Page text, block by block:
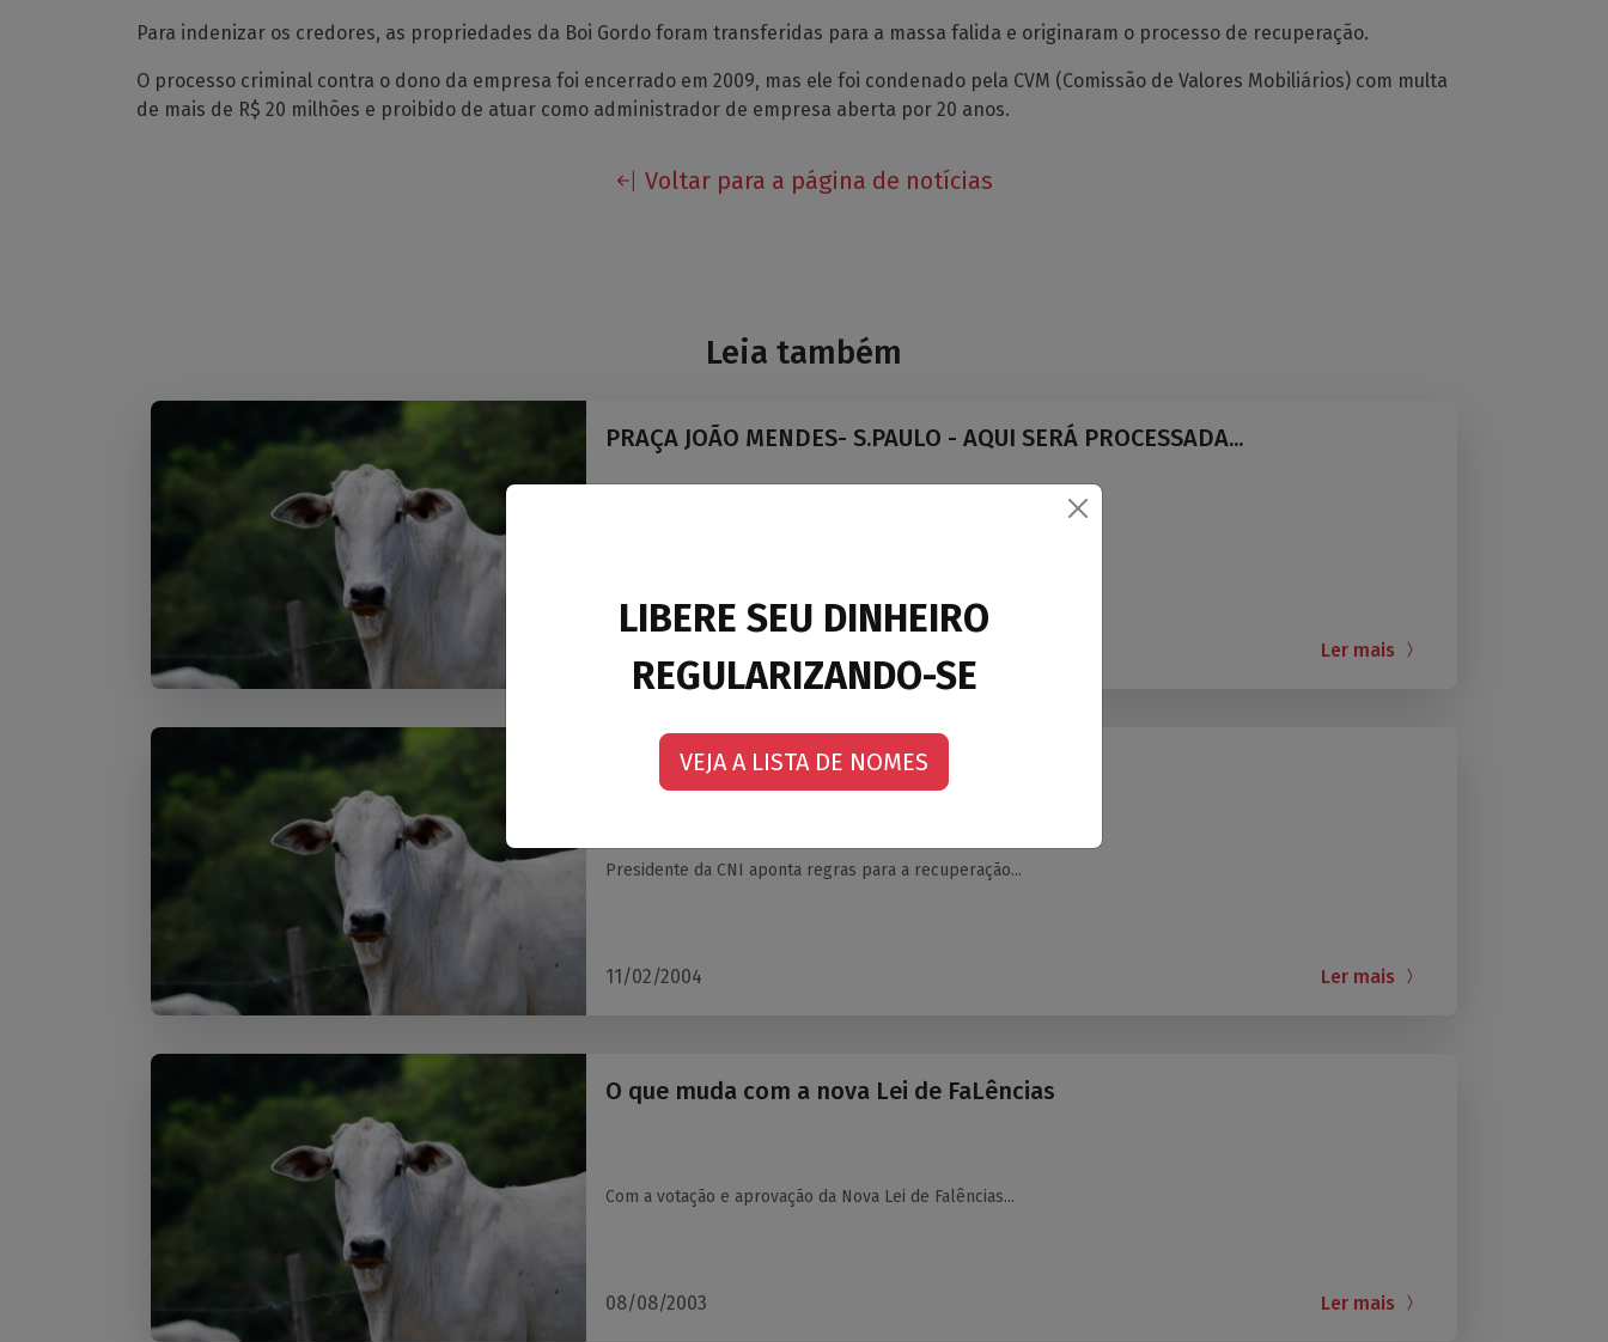
Para indenizar os credores, as propriedades da Boi Gordo foram transferidas para a massa falida e originaram o processo de recuperação.
O processo criminal contra o dono da empresa foi encerrado em 2009, mas ele foi condenado pela CVM (Comissão de Valores Mobiliários) com multa
de mais de R$ 20 milhões e proibido de atuar como administrador de empresa aberta por 20 anos.
Voltar para a página de notícias
Leia também
PRAÇA JOÃO MENDES- S.PAULO - AQUI SERÁ PROCESSADA...
Ler mais
NOVA LEI DE FALENCIAS NO SENADO
Presidente da CNI aponta regras para a recuperação...
11/02/2004 Ler mais
O que muda com a nova Lei de FaLências
Com a votação e aprovação da Nova Lei de Falências...
08/08/2003 Ler mais
LIBERE SEU DINHEIRO
REGULARIZANDO-SE
VEJA A LISTA DE NOMES